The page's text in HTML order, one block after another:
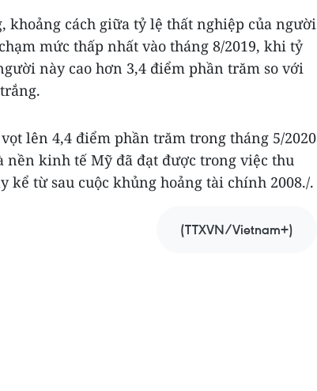
khoảng cách giữa tỷ lệ thất nghiệp của người
mức thấp nhất vào tháng 8/2019, khi tỷ
này cao hơn 3,4 điểm phần trăm so với
lên 4,4 điểm phần trăm trong tháng 5/2020
nền kinh tế Mỹ đã đạt được trong việc thu
kể từ sau cuộc khủng hoảng tài chính 2008./.
(TTXVN/Vietnam+)